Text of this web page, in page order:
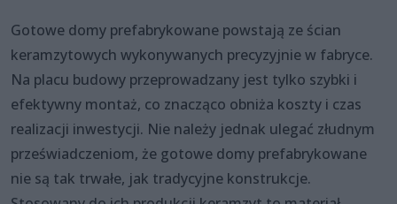
Gotowe domy prefabrykowane powstają ze ścian
keramzytowych wykonywanych precyzyjnie w fabryce.
Na placu budowy przeprowadzany jest tylko szybki i
efektywny montaż, co znacząco obniża koszty i czas
realizacji inwestycji. Nie należy jednak ulegać złudnym
przeświadczeniom, że gotowe domy prefabrykowane
nie są tak trwałe, jak tradycyjne konstrukcje.